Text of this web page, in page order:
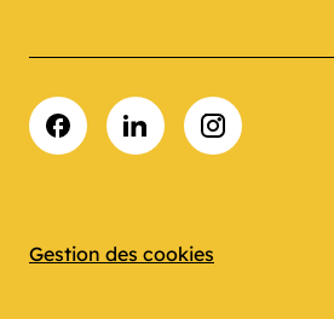
Gestion des cookies